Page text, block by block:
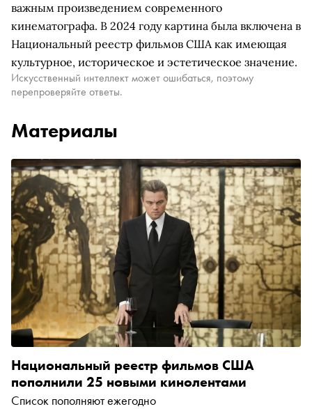
важным произведением современного
кинематографа. В 2024 году картина была включена в
Национальный реестр фильмов США как имеющая
культурное, историческое и эстетическое значение.
Искусственный интеллект может ошибаться, поэтому
перепроверяйте ответы.
Материалы
Национальный реестр фильмов США
пополнили 25 новыми кинолентами
Список пополняют ежегодно